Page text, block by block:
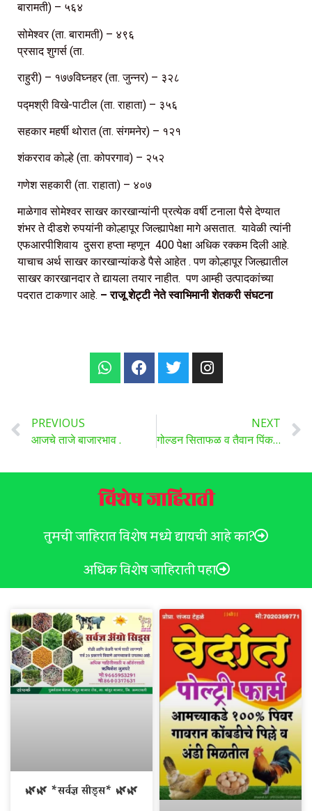
बारामती) – ५६४
सोमेश्वर (ता. बारामती) – ४९६
प्रसाद शुगर्स (ता.
राहुरी) – १७७विघ्नहर (ता. जुन्नर) – ३२८
पद्मश्री विखे-पाटील (ता. राहाता) – ३५६
सहकार महर्षी थोरात (ता. संगमनेर) – १२१
शंकरराव कोल्हे (ता. कोपरगाव) – २५२
गणेश सहकारी (ता. राहाता) – ४०७
माळेगाव सोमेश्वर साखर कारखान्यांनी प्रत्येक वर्षी टनाला पैसे देण्यात
शंभर ते दीडशे रुपयांनी कोल्हापूर जिल्ह्यापेक्षा मागे असतात. यावेळी त्यांनी
एफआरपीशिवाय दुसरा हप्ता म्हणून 400 पेक्षा अधिक रक्कम दिली आहे.
याचाच अर्थ साखर कारखान्यांकडे पैसे आहेत . पण कोल्हापूर जिल्ह्यातील
साखर कारखानदार ते द्यायला तयार नाहीत. पण आम्ही उत्पादकांच्या
पदरात टाकणार आहे. – राजू शेट्टी नेते स्वाभिमानी शेतकरी संघटना
PREVIOUS
आजचे ताजे बाजारभाव .
NEXT
गोल्डन सिताफळ व तैवान पिंक , व्ही एन आर पेरु विकत घेतले जातील .
विशेष जाहिराती
तुमची जाहिरात विशेष मध्ये द्यायची आहे का?
अधिक विशेष जाहिराती पहा
🌿🌿 *सर्वज्ञ सीड्स* 🌿🌿